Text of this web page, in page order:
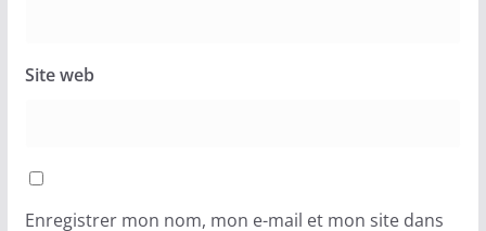
Site web
Enregistrer mon nom, mon e-mail et mon site dans